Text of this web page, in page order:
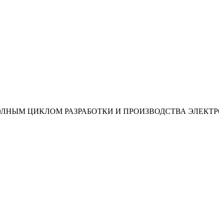
ЦИКЛОМ РАЗРАБОТКИ И ПРОИЗВОДСТВА